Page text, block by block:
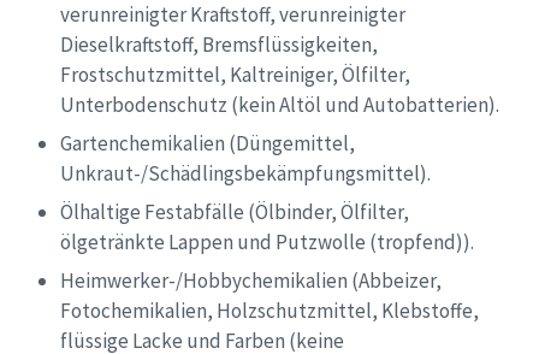
verunreinigter Kraftstoff, verunreinigter
Dieselkraftstoff, Bremsflüssigkeiten,
Frostschutzmittel, Kaltreiniger, Ölfilter,
Unterbodenschutz (kein Altöl und Autobatterien).
Gartenchemikalien (Düngemittel,
Unkraut-/Schädlingsbekämpfungsmittel).
Ölhaltige Festabfälle (Ölbinder, Ölfilter,
ölgetränkte Lappen und Putzwolle (tropfend)).
Heimwerker-/Hobbychemikalien (Abbeizer,
Fotochemikalien, Holzschutzmittel, Klebstoffe,
flüssige Lacke und Farben (keine